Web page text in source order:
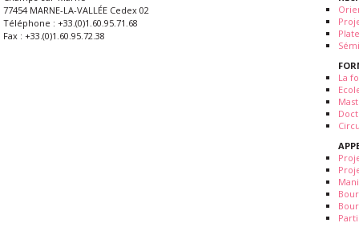
77454 MARNE-LA-VALLÉE Cedex 02
Téléphone : +33.(0)1.60.95.71.68
Fax : +33.(0)1.60.95.72.38
La